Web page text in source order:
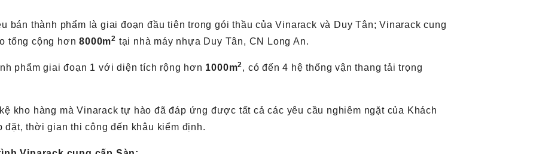
bán thành phẩm là giai đoạn đầu tiên trong gói thầu của Vinarack và Duy Tân; Vinarack cung
tổng cộng hơn8000m2 tại nhà máy nhựa Duy Tân, CN Long An.
phẩm giai đoạn 1 với diện tích rộng hơn 1000m2, có đến 4 hệ thống vận thang tải trọng
kho hàng mà Vinarack tự hào đã đáp ứng được tất cả các yêu cầu nghiêm ngặt của Khách
thời gian thi công đến khâu kiểm định.